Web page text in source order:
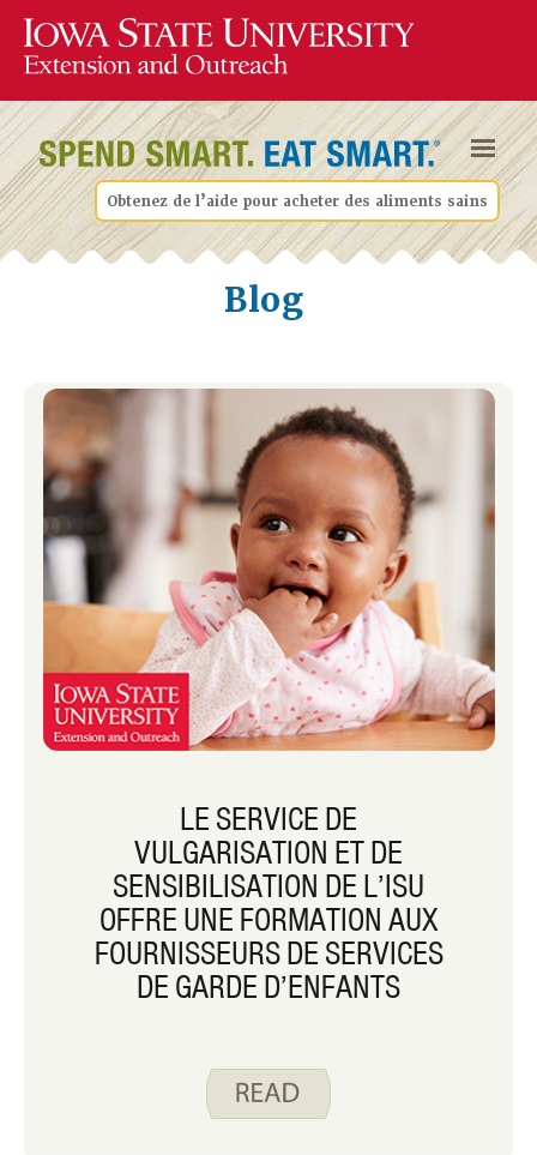
Obtenez de l’aide pour acheter des aliments sains
Blog
LE SERVICE DE
VULGARISATION ET DE
SENSIBILISATION DE L’ISU
OFFRE UNE FORMATION AUX
FOURNISSEURS DE SERVICES
DE GARDE D’ENFANTS